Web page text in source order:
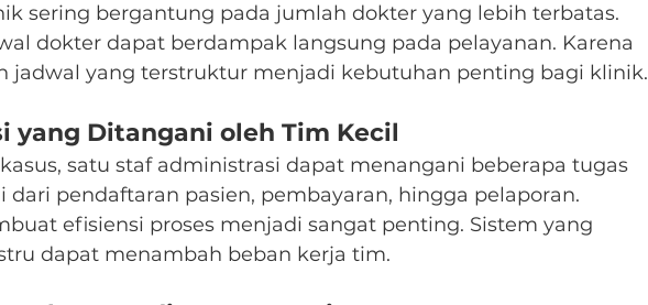
sering bergantung pada jumlah dokter yang lebih terbatas.
dokter dapat berdampak langsung pada pelayanan. Karena
jadwal yang terstruktur menjadi kebutuhan penting bagi klinik.
yang Ditangani oleh Tim Kecil
satu staf administrasi dapat menangani beberapa tugas
dari pendaftaran pasien, pembayaran, hingga pelaporan.
efisiensi proses menjadi sangat penting. Sistem yang
dapat menambah beban kerja tim.